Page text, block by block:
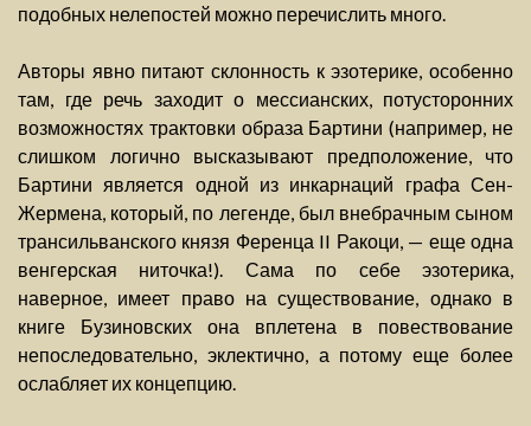
подобных нелепостей можно перечислить много.
Авторы явно питают склонность к эзотерике, особенно
там, где речь заходит о мессианских, потусторонних
возможностях трактовки образа Бартини (например, не
слишком логично высказывают предположение, что
Бартини является одной из инкарнаций графа Сен-
Жермена, который, по легенде, был внебрачным сыном
трансильванского князя Ференца II Ракоци, — еще одна
венгерская ниточка!). Сама по себе эзотерика,
наверное, имеет право на существование, однако в
книге Бузиновских она вплетена в повествование
непоследовательно, эклектично, а потому еще более
ослабляет их концепцию.